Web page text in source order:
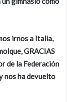
irnos a Italia,
GRACIAS
de la Federación
nos ha devuelto